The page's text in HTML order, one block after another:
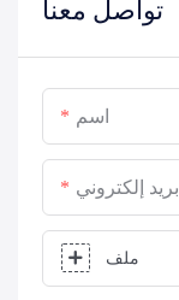
تواصل معنا
اسم
بريد إلكتروني
ملف